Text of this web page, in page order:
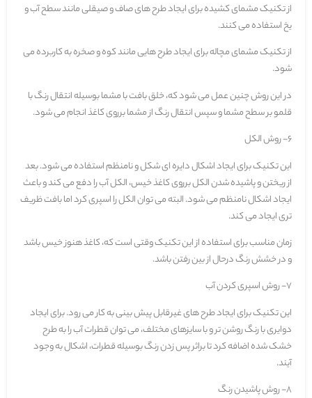
از تکنیک مشمای کشیده برای ایجاد طرح های صاف و صیقلی مانند سطح آب و
یخ استفاده می کنند.
از تکنیک مشمای مچاله برای ایجاد طرح هایی مانند کوه و صخره به کاربرده می
شود.
در این روش چنین عمل می شود که، خلق بافت با مشما بوسیله انتقال رنگ با
قلمو بر سطح مشما و سپس انتقال رنگ از مشما برروی کاغذ انجام می شود.
این تکنیک برای ایجاد اشکال دایره ای شکل و نامنظم استفاده می شود. بعد
از ریختن و پاشیده شدن الکل برروی کاغذ خیس، الکل آب را دفع می کند و باعث
ایجاد اشکال نامنظم می شود. البته می توان الکل را اسپری کرد اما بافت ظریف
تری ایجاد می کند.
زمان مناسب برای استفاده از این تکنیک وقتی است که، کاغذ هنوز خیس باشد
و در خشش رنگ درحال از بین رفتن باشد.
این تکنیک برای ایجاد طرح های غیرقابل پیش بینی به کار می رود. برای ایجاد
دوایری با رنگ روشن تر و با سایزهای مختلف، می توان قطرات آب را به طرح
خشک شده اضافه کرد تا براثر پس زدن رنگ بوسیله قطرات، اشکال به وجود
آیند.